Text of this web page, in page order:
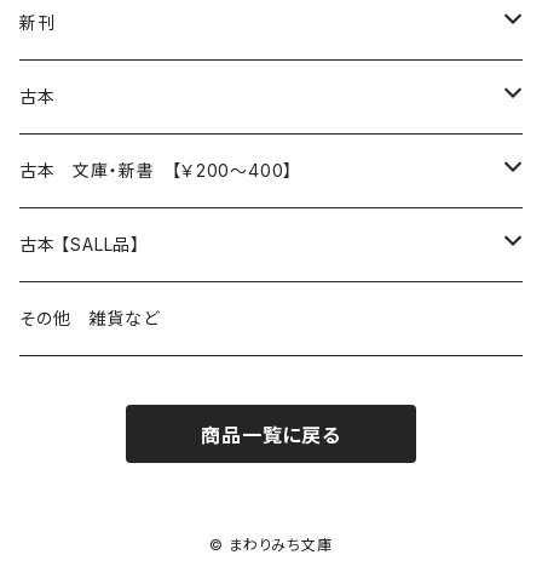
再入荷
新刊
本 の あれこれ
読書のこと
本屋のこと
文芸
近代小説 エッセイ 戯曲（日本人作家）
現代小説 エッセイ 戯曲（日本人作家）
現代小説 エッセイ 戯曲（外国人作家）
日々 の できこと
日常の 風景 群像
生き方 ライフスタイル
人生 生き方 について考える
食べ物 料理
古本
本 の あれこれ
読書のこと
本屋のこと
日本文学
小説 エッセイ 戯曲（日本人作家）
海外文学
詩（外国人作家）
日常の 風景 群像
生き方 ライフスタイル
趣味 ファッション 生活用品 雑貨
古本 文庫・新書 【￥200～400】
日本文学
小説 エッセイ 戯曲
海外文学
古本 【SALL品】
20％OFF
その他 雑貨など
商品一覧に戻る
© まわりみち文庫